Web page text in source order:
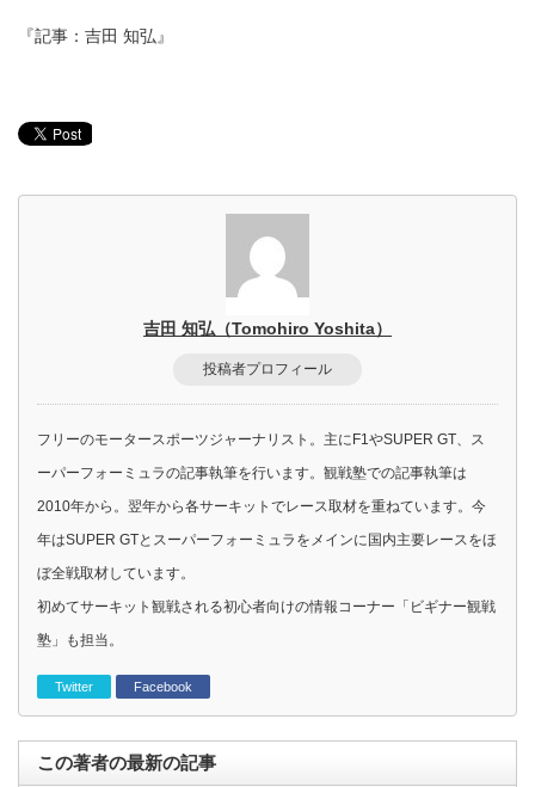
『記事：吉田 知弘』
吉田 知弘（Tomohiro Yoshita）
投稿者プロフィール
フリーのモータースポーツジャーナリスト。主にF1やSUPER GT、ス
ーパーフォーミュラの記事執筆を行います。観戦塾での記事執筆は
2010年から。翌年から各サーキットでレース取材を重ねています。今
年はSUPER GTとスーパーフォーミュラをメインに国内主要レースをほ
ぼ全戦取材しています。
初めてサーキット観戦される初心者向けの情報コーナー「ビギナー観戦
塾」も担当。
Twitter Facebook
この著者の最新の記事